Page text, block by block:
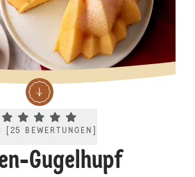
Current rating 4.8. Click to rate.
25 BEWERTUNGEN
Gugelhupf